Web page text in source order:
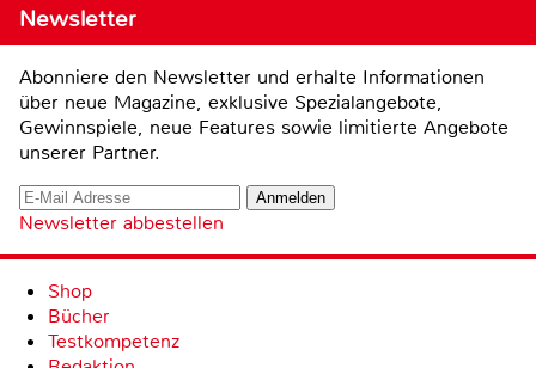
Newsletter
Abonniere den Newsletter und erhalte Informationen
über neue Magazine, exklusive Spezialangebote,
Gewinnspiele, neue Features sowie limitierte Angebote
unserer Partner.
Newsletter abbestellen
Shop
Bücher
Testkompetenz